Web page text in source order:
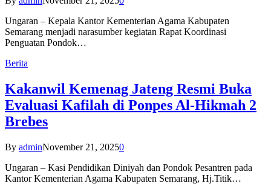
Ungaran – Kepala Kantor Kementerian Agama Kabupaten
Semarang menjadi narasumber kegiatan Rapat Koordinasi
Penguatan Pondok…
Berita
Kakanwil Kemenag Jateng Resmi Buka
Evaluasi Kafilah di Ponpes Al-Hikmah 2
Brebes
By adminNovember 21, 20250
Ungaran – Kasi Pendidikan Diniyah dan Pondok Pesantren pada
Kantor Kementerian Agama Kabupaten Semarang, Hj.Titik…